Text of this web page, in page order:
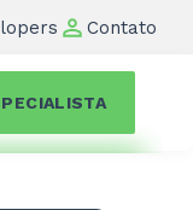
Contato